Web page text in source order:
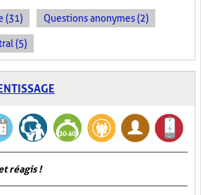
(31) Questions anonymes (2)
(5)
réagis !